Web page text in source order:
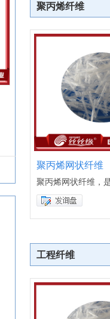
聚丙烯纤维
聚丙烯网状纤维
聚丙烯网状纤维，
工程纤维